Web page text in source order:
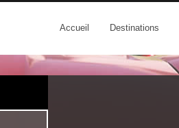
Accueil Destinations